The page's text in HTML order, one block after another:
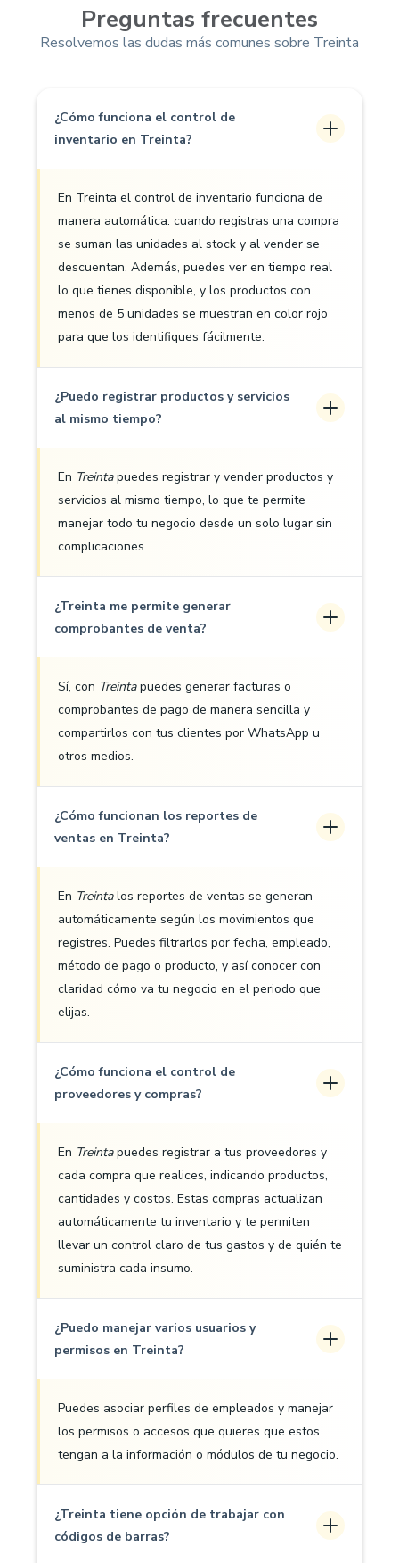
Preguntas frecuentes
Resolvemos las dudas más comunes sobre Treinta
¿Cómo funciona el control de
inventario en Treinta?
En Treinta el control de inventario funciona de
manera automática: cuando registras una compra
se suman las unidades al stock y al vender se
descuentan. Además, puedes ver en tiempo real
lo que tienes disponible, y los productos con
menos de 5 unidades se muestran en color rojo
para que los identifiques fácilmente.
¿Puedo registrar productos y servicios
al mismo tiempo?
En Treintapuedes registrar y vender productos y
servicios al mismo tiempo, lo que te permite
manejar todo tu negocio desde un solo lugar sin
complicaciones.
¿Treinta me permite generar
comprobantes de venta?
Sí, con Treintapuedes generar facturas o
comprobantes de pago de manera sencilla y
compartirlos con tus clientes por WhatsApp u
otros medios.
¿Cómo funcionan los reportes de
ventas en Treinta?
En Treintalos reportes de ventas se generan
automáticamente según los movimientos que
registres. Puedes filtrarlos por fecha, empleado,
método de pago o producto, y así conocer con
claridad cómo va tu negocio en el periodo que
elijas.
¿Cómo funciona el control de
proveedores y compras?
En Treintapuedes registrar a tus proveedores y
cada compra que realices, indicando productos,
cantidades y costos. Estas compras actualizan
automáticamente tu inventario y te permiten
llevar un control claro de tus gastos y de quién te
suministra cada insumo.
¿Puedo manejar varios usuarios y
permisos en Treinta?
Puedes asociar perfiles de empleados y manejar
los permisos o accesos que quieres que estos
tengan a la información o módulos de tu negocio.
¿Treinta tiene opción de trabajar con
códigos de barras?